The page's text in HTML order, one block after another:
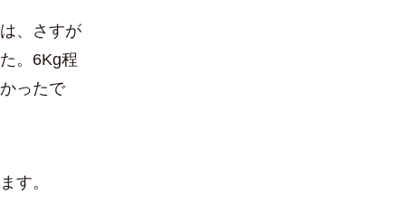
、さすが
。6Kg程
ったで
す。